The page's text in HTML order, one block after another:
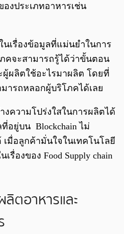
องประเภทอาหารเช่น
นเรื่องข้อมูลที่แม่นยำในการ
คจะสามารถรู้ได้ว่าขั้นตอน
ผลิตใช้อะไรมาผลิต โดยที่
ารถหลอกผู้บริโภคได้เลย
งความโปร่งใสในการผลิตได้
อยู่บน Blockchain ไม่
มื่อลูกค้ามั่นใจในเทคโนโลยี
รื่องของ Food Supply chain
ตอาหารและ